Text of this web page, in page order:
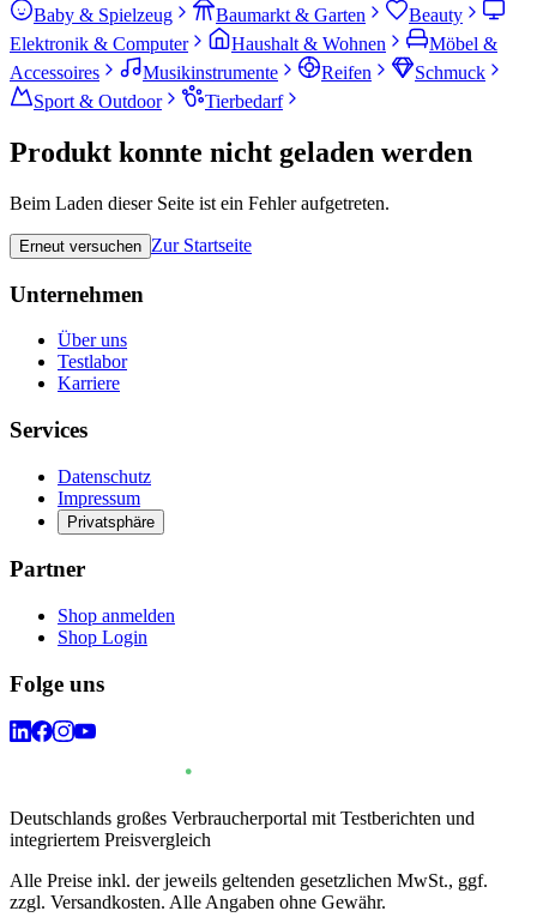
Baby & Spielzeug Baumarkt & Garten
Beauty
Elektronik & Computer
Haushalt & Wohnen
Möbel &
Accessoires
Musikinstrumente Reifen
Schmuck
Sport & Outdoor
Tierbedarf
Produkt konnte nicht geladen werden
Beim Laden dieser Seite ist ein Fehler aufgetreten.
Erneut versuchen Zur Startseite
Unternehmen
Über uns
Testlabor
Karriere
Services
Datenschutz
Impressum
Privatsphäre
Partner
Shop anmelden
Shop Login
Folge uns
Deutschlands großes Verbraucherportal mit Testberichten und
integriertem Preisvergleich
Alle Preise inkl. der jeweils geltenden gesetzlichen MwSt., ggf.
zzgl. Versandkosten. Alle Angaben ohne Gewähr.